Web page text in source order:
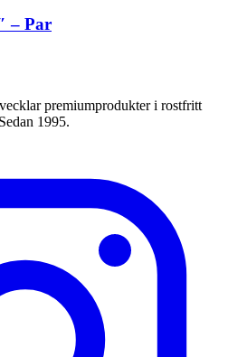
– Par
premiumprodukter i rostfritt
1995.